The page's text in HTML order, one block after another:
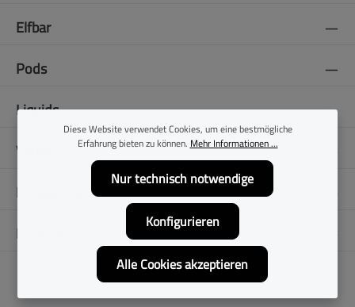
Elfbar
Pods
Liquids
Vapes
E-Zigaretten
Folge uns
Diese Website verwendet Cookies, um eine bestmögliche
Erfahrung bieten zu können. Mehr Informationen ...
Nur technisch notwendige
Konfigurieren
Alle Cookies akzeptieren